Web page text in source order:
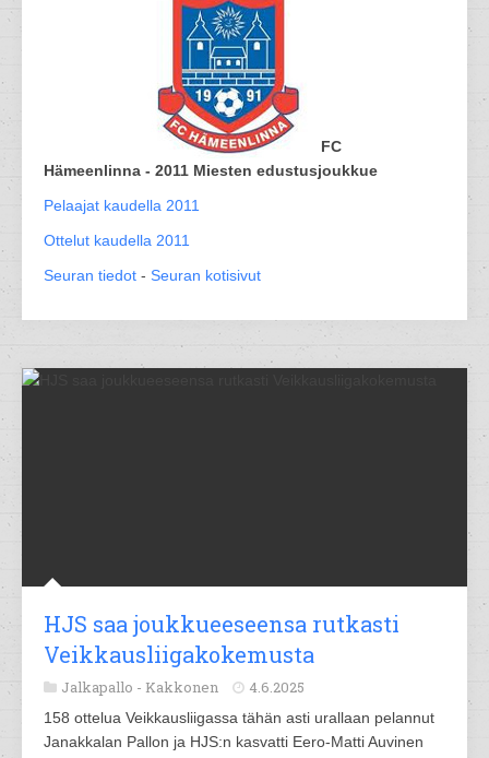
FC
Hämeenlinna - 2011 Miesten edustusjoukkue
Pelaajat kaudella 2011
Ottelut kaudella 2011
Seuran tiedot - Seuran kotisivut
HJS saa joukkueeseensa rutkasti
Veikkausliigakokemusta
Jalkapallo - Kakkonen 4.6.2025
158 ottelua Veikkausliigassa tähän asti urallaan pelannut
Janakkalan Pallon ja HJS:n kasvatti Eero-Matti Auvinen